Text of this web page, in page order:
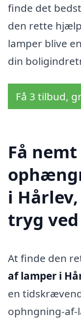
finde det
den rette
lamper blive
din
Få 3 tilbud,
Få
i
tryg ved
At finde den
af lamper i
en
ophngning-af-